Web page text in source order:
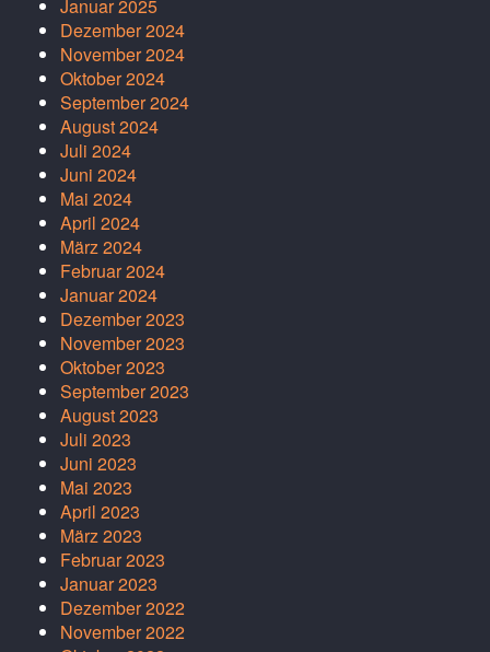
Januar 2025
Dezember 2024
November 2024
Oktober 2024
September 2024
August 2024
Juli 2024
Juni 2024
Mai 2024
April 2024
März 2024
Februar 2024
Januar 2024
Dezember 2023
November 2023
Oktober 2023
September 2023
August 2023
Juli 2023
Juni 2023
Mai 2023
April 2023
März 2023
Februar 2023
Januar 2023
Dezember 2022
November 2022